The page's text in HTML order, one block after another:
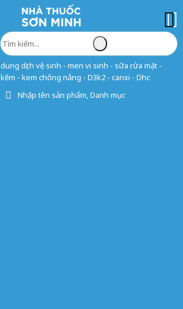
dung dịch vệ sinh - men vi sinh - sữa rửa mặt -
kẽm - kem chống nắng - D3k2 - canxi - Dhc
Nhập tên sản phẩm, Danh mục